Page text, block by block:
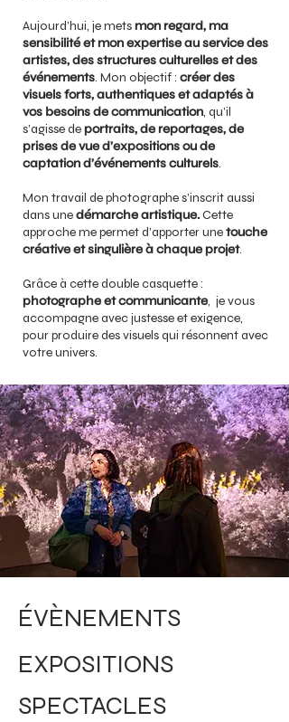
Aujourd’hui, je metsmon regard, ma
sensibilité et mon expertise au service des
artistes, des structures culturelles et des
événements. Mon objectif : créer des
visuels forts, authentiques et adaptés à
vos besoins de communication, qu’il
s’agisse deportraits, de reportages, de
prises de vue d’expositions ou de
captation d’événements culturels.​​​​​​​​​
Mon travail de photographe s’inscrit aussi
dans unedémarche artistique.Cette
approche me permet d’apporter unetouche
créative et singulière à chaque projet.
Grâce à cette double casquette :
photographe et communicante, je vous
accompagne avec justesse et exigence,
pour produire des visuels qui résonnent avec
votre univers.
ÉVÈNEMENTS
EXPOSITIONS
SPECTACLES